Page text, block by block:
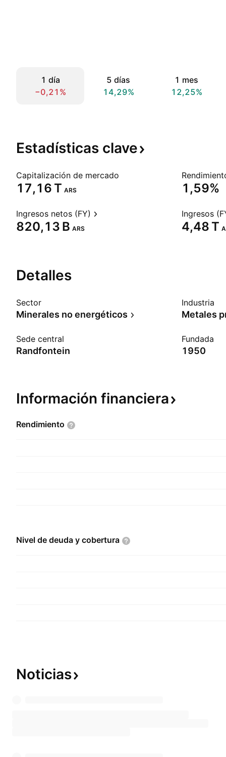
1 día
−0,21%
5 días
14,29%
1 mes
12,25%
Estadísticas clave
Capitalización de mercado
‪17,16 T‬ ARS 1,59%
Ingresos netos (FY)
‪820,13 B‬ ARS
Ingresos
‪4,48 T‬
Detalles
Sector
Minerales no energéticos
Industria
Metales
Sede central
Randfontein
Fundada
1950
Información financiera
Rendimiento
Nivel de deuda y cobertura
Noticias